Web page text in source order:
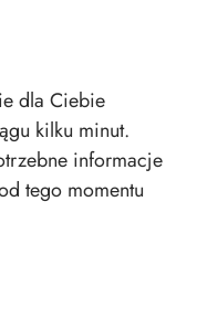
dla Ciebie
kilku minut.
informacje
tego momentu